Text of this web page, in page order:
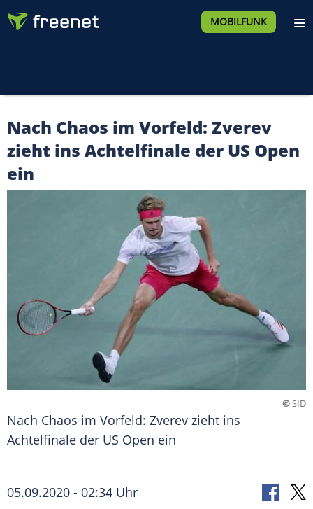
MOBILFUNK
Nach Chaos im Vorfeld: Zverev
zieht ins Achtelfinale der US Open
ein
©SID
Nach Chaos im Vorfeld: Zverev zieht ins
Achtelfinale der US Open ein
05.09.2020 - 02:34 Uhr